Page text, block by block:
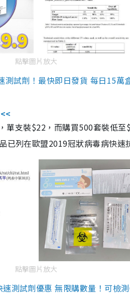
點擊圖片放大
試劑！最快即日發貨 每日15萬
單支裝$22，而購買500套裝低
列在歐盟2019冠狀病毒病快速
點擊圖片放大
測試劑優惠 無限購數量！可檢